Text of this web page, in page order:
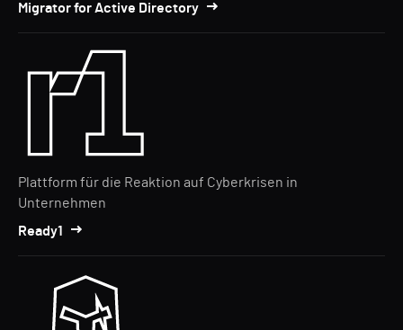
Migrator for Active Directory
Plattform für die Reaktion auf Cyberkrisen in
Unternehmen
Ready1